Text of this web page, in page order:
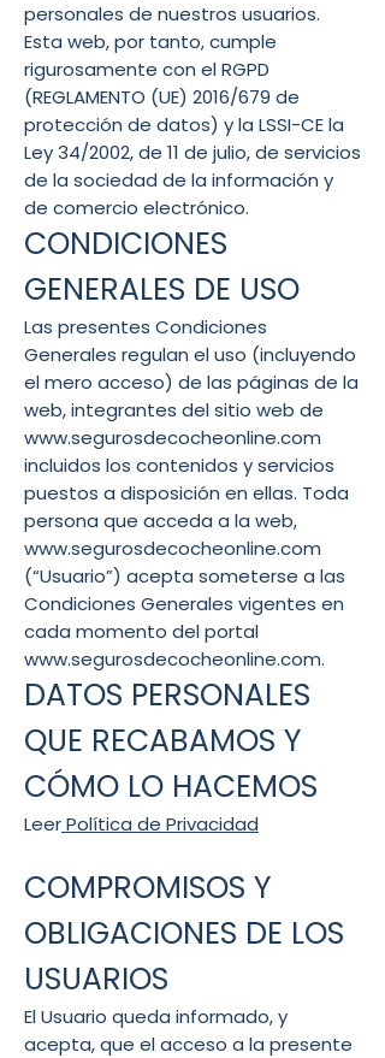
personales de nuestros usuarios.
Esta web, por tanto, cumple
rigurosamente con el RGPD
(REGLAMENTO (UE) 2016/679 de
protección de datos) y la LSSI-CE la
Ley 34/2002, de 11 de julio, de servicios
de la sociedad de la información y
de comercio electrónico.
CONDICIONES
GENERALES DE USO
Las presentes Condiciones
Generales regulan el uso (incluyendo
el mero acceso) de las páginas de la
web, integrantes del sitio web de
www.segurosdecocheonline.com
incluidos los contenidos y servicios
puestos a disposición en ellas. Toda
persona que acceda a la web,
www.segurosdecocheonline.com
(“Usuario”) acepta someterse a las
Condiciones Generales vigentes en
cada momento del portal
www.segurosdecocheonline.com.
DATOS PERSONALES
QUE RECABAMOS Y
CÓMO LO HACEMOS
LeerPolítica de Privacidad
COMPROMISOS Y
OBLIGACIONES DE LOS
USUARIOS
El Usuario queda informado, y
acepta, que el acceso a la presente